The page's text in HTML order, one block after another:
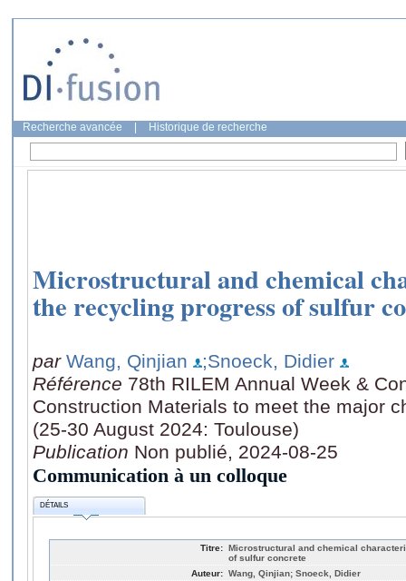
Recherche avancée Historique de recherche
Microstructural and chemical
the recycling progress of sulfur
par Wang, Qinjian
;Snoeck, Didier
Référence 78th RILEM Annual Week &
Construction Materials to meet the major
(25-30 August 2024: Toulouse)
Publication Non publié, 2024-08-25
Communication à un colloque
DÉTAILS
Titre: Microstructural and chemical
of sulfur concrete
Auteur: Wang, Qinjian; Snoeck, Didier